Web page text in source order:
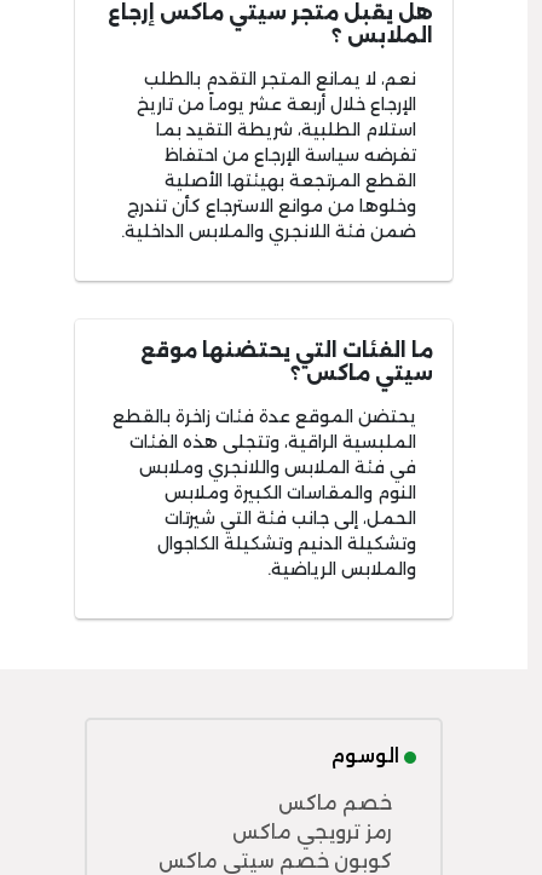
هل يقبل متجر سيتي ماكس إرجاع
الملابس ؟
نعم، لا يمانع المتجر التقدم بالطلب
الإرجاع خلال أربعة عشر يوماً من تاريخ
استلام الطلبية، شريطة التقيد بما
تفرضه سياسة الإرجاع من احتفاظ
القطع المرتجعة بهيئتها الأصلية
وخلوها من موانع الاسترجاع كأن تندرج
ضمن فئة اللانجري والملابس الداخلية.
ما الفئات التي يحتضنها موقع
سيتي ماكس ؟
يحتضن الموقع عدة فئات زاخرة بالقطع
الملبسية الراقية، وتتجلى هذه الفئات
في فئة الملابس واللانجري وملابس
النوم والمقاسات الكبيرة وملابس
الحمل، إلى جانب فئة التي شيرتات
وتشكيلة الدنيم وتشكيلة الكاجوال
والملابس الرياضية.
الوسوم
خصم ماكس
رمز ترويجي ماكس
كوبون خصم سيتي ماكس